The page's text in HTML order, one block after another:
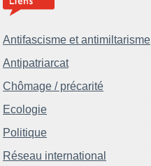
Antifascisme et antimiltarisme
Antipatriarcat
Chômage / précarité
Ecologie
Politique
Réseau international